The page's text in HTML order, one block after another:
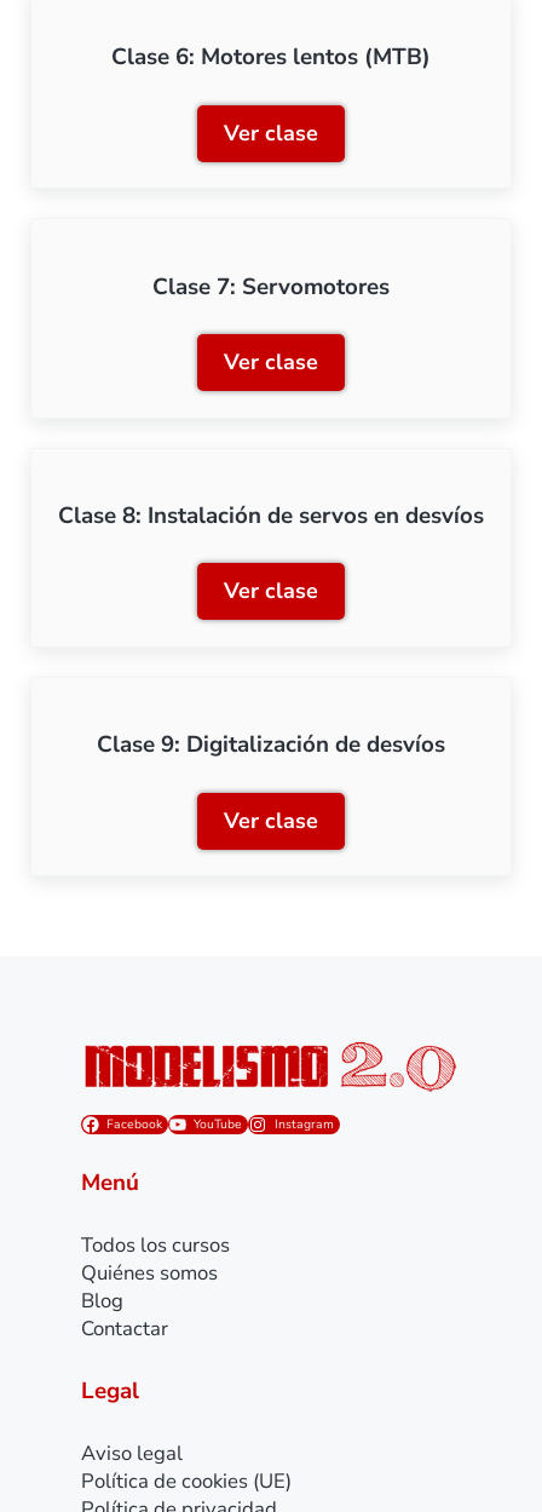
Clase 6: Motores lentos (MTB)
Ver claseClase 6: Motores lentos
Clase 7: Servomotores
Ver claseClase 7: Servomotores
Clase 8: Instalación de servos en desvíos
Ver claseClase 8: Instalación de
Clase 9: Digitalización de desvíos
Ver claseClase 9: Digitalización de
Facebook YouTube Instagram
Menú
Todos los cursos
Quiénes somos
Blog
Contactar
Legal
Aviso legal
Política de cookies (UE)